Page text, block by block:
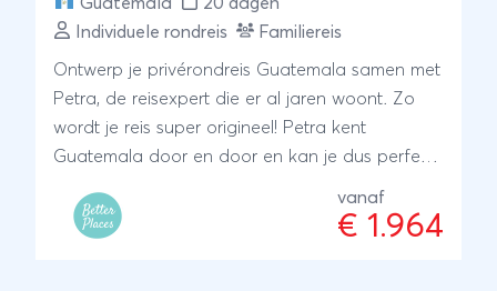
Guatemala
20 dagen
Individuele rondreis
Familiereis
Ontwerp je privérondreis Guatemala samen met
Petra, de reisexpert die er al jaren woont. Zo
wordt je reis super origineel! Petra kent
Guatemala door en door en kan je dus perfect
authentieke accommodaties. Zij laat je graag
kennismaken met de lokale bevolking en heeft
vanaf
€ 1.964